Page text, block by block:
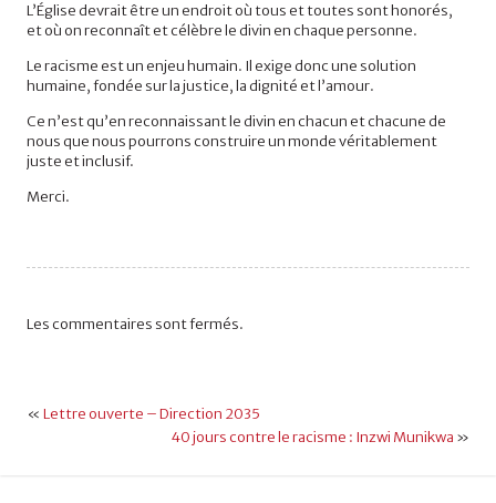
L’Église devrait être un endroit où tous et toutes sont honorés,
et où on reconnaît et célèbre le divin en chaque personne.
Le racisme est un enjeu humain. Il exige donc une solution
humaine, fondée sur la justice, la dignité et l’amour.
Ce n’est qu’en reconnaissant le divin en chacun et chacune de
nous que nous pourrons construire un monde véritablement
juste et inclusif.
Merci.
Les commentaires sont fermés.
« Lettre ouverte – Direction 2035
40 jours contre le racisme : Inzwi Munikwa »